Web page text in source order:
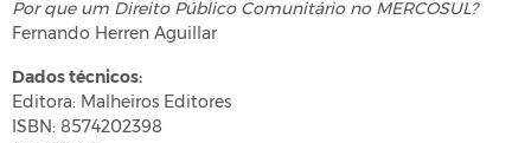
Por que um Direito Público Comunitário no MERCOSUL?
Fernando Herren Aguillar
Dados técnicos:
Editora: Malheiros Editores
ISBN: 8574202398